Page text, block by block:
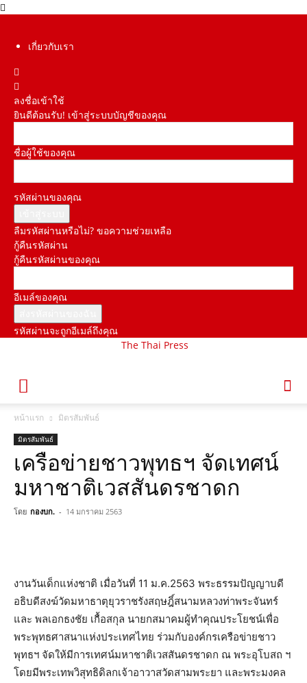
เกี่ยวกับเรา
ลงชื่อเข้าใช้
ยินดีต้อนรับ! เข้าสู่ระบบบัญชีของคุณ
ชื่อผู้ใช้ของคุณ
รหัสผ่านของคุณ
ลืมรหัสผ่านหรือไม่? ขอความช่วยเหลือ
กู้คืนรหัสผ่าน
กู้คืนรหัสผ่านของคุณ
อีเมล์ของคุณ
รหัสผ่านจะถูกอีเมล์ถึงคุณ
The Thai Press
หน้าแรก มิตรสัมพันธ์
มิตรสัมพันธ์
เครือข่าย​ชาวพุทธ​ฯ จัดเทศน์​
มหาชาติเวสสันดร​ชาดก
โดย กองบก. - 14 มกราคม 2563
งานวันเด็กแห่งชาติ เมื่อวันที่ 11 ม.ค.2563​ พระธรรม​ปัญญา​บดี​
อธิบดี​สงฆ์​วัดมหาธาตุ​ยุวราช​รังสฤษฎิ์​สนามหลวง​ท่า​พระจันทร์​
และ​ พลเอก​ธงชัย​ เกื้อ​สกุล​ นายก​สมาคม​ผู้​ทำ​คุณ​ประโยชน์​เพื่อ​
พระ​พุทธ​ศาสนา​แห่ง​ประเทศไทย​ ร่วมกับองค์กร​เครือข่าย​ชาว
พุทธ​ฯ จัดให้มีการเทศน์​มหาชาติ​เวสสันดร​ชาดก​ ณ​ พระอุโบสถ​ ฯ
โดยมีพระเทพวิสุทธิดิลก​เจ้าอาวาสวัดสามพระยา​ และพระมงคล